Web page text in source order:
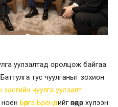
уулзалтад оролцож байгаа
тус чуулганыг зохион
чуулга уулзалт
ноён Бөргэ Брендийг өнөөдөр хүлээн